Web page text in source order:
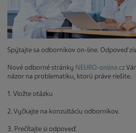
Spýtajte sa odborníkov on-line. Odpoveď
Nové odborné stránky NEURO-online.cz
názor na problematiku, ktorú práve riešite.
1. Vložte otázku
2. Vyčkajte na konzultáciu odborníkov.
3. Prečítajte si odpoveď.